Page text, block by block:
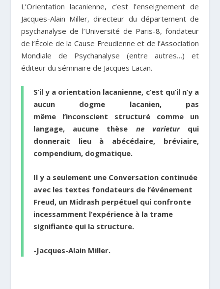
L’Orientation lacanienne, c’est l’enseignement de
Jacques-Alain Miller, directeur du département de
psychanalyse de l’Université de Paris-8, fondateur
de l’École de la Cause Freudienne et de l’Association
Mondiale de Psychanalyse (entre autres…) et
éditeur du séminaire de Jacques Lacan.
S’il y a orientation lacanienne, c’est qu’il n’y a
aucun dogme lacanien, pas
même l’inconscient structuré comme un
langage, aucune thèse ne varieturqui
donnerait lieu à abécédaire, bréviaire,
compendium, dogmatique.
Il y a seulement une Conversation continuée
avec les textes fondateurs de l’événement
Freud, un Midrash perpétuel qui confronte
incessamment l’expérience à la trame
signifiante qui la structure.
-Jacques-Alain Miller.